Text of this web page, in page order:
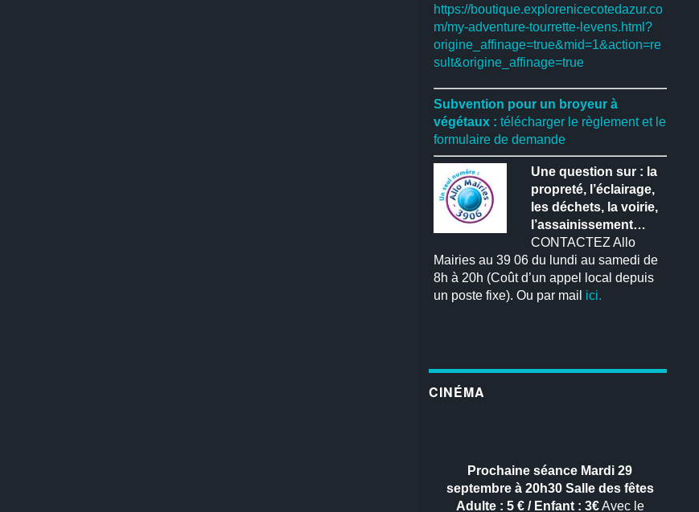
https://boutique.explorenicecotedazur.co
m/my-adventure-tourrette-levens.html?
origine_affinage=true&mid=1&action=re
sult&origine_affinage=true
Subvention pour un broyeur à
végétaux : télécharger le règlement et le
formulaire de demande
Une question sur : la
propreté, l’éclairage,
les déchets, la voirie,
l’assainissement…
CONTACTEZ Allo
Mairies au 39 06 du lundi au samedi de
8h à 20h (Coût d’un appel local depuis
un poste fixe). Ou par mail ici.
CINÉMA
Prochaine séance Mardi 29
septembre à 20h30 Salle des fêtes
Adulte : 5 € / Enfant : 3€Avec le